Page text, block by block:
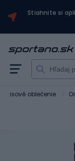
Stiahnite si
oblečenie